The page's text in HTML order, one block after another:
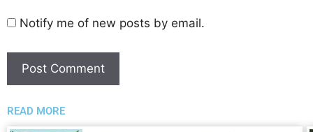
Notify me of new posts by email.
READ MORE